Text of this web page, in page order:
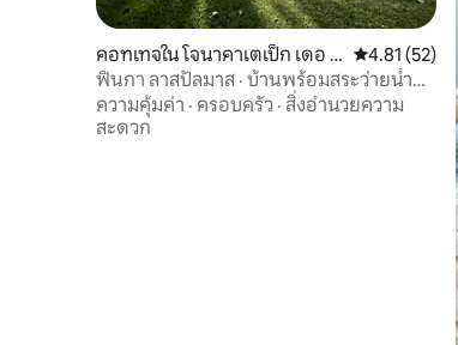
คอทเทจใน โจนาคาเตเป็ก เดอ เ
ลอันโดร วัลเล
คะแนนเฉลี่ย
4.81 (52)
ฟินกา ลาสปัลมาส · บ้านพร้อมสระว่ายน้ำ
และสวน
ความคุ้มค่า · ครอบครัว · สิ่งอำนวยความ
สะดวก